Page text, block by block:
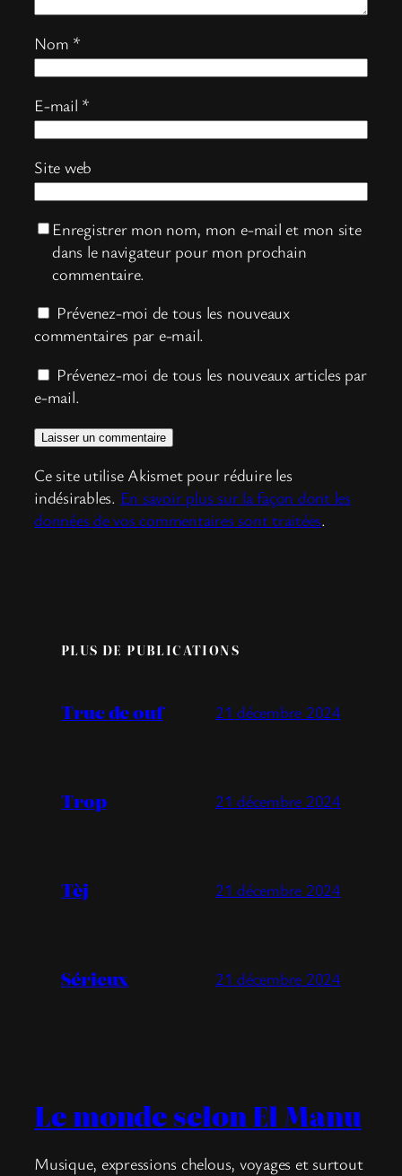
Nom *
E-mail *
Site web
Enregistrer mon nom, mon e-mail et mon site
dans le navigateur pour mon prochain
commentaire.
Prévenez-moi de tous les nouveaux
commentaires par e-mail.
Prévenez-moi de tous les nouveaux articles par
e-mail.
Ce site utilise Akismet pour réduire les
indésirables. En savoir plus sur la façon dont les
données de vos commentaires sont traitées.
PLUS DE PUBLICATIONS
Truc de ouf 21 décembre 2024
Trop 21 décembre 2024
Tèj 21 décembre 2024
Sérieux 21 décembre 2024
Le monde selon El Manu
Musique, expressions chelous, voyages et surtout